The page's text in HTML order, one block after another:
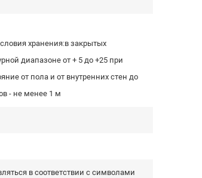
закрытых
диапазоне от + 5 до +25 при
от пола и от внутренних стен до
- не менее 1 м
в соответствии с символами